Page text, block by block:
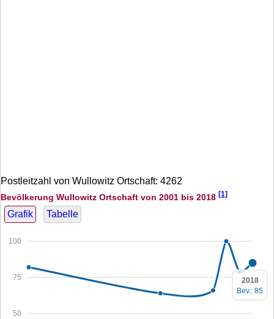
Postleitzahl von Wullowitz Ortschaft: 4262
Bevölkerung Wullowitz Ortschaft von 2001 bis 2018 [1]
Grafik Tabelle
50
75
100
2018
Bev.: 85